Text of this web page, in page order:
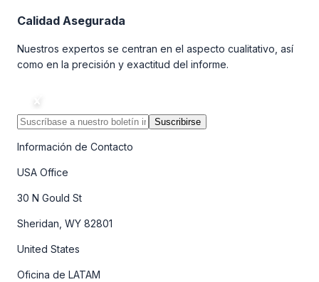
Calidad Asegurada
Nuestros expertos se centran en el aspecto cualitativo, así
como en la precisión y exactitud del informe.
Suscribirse
Información de Contacto
USA Office
30 N Gould St
Sheridan, WY 82801
United States
Oficina de LATAM